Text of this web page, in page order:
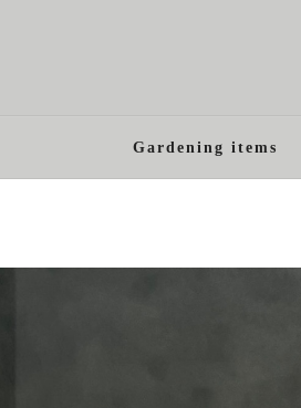
Gardening items